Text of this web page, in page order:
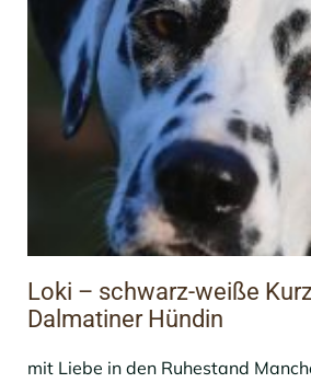
Loki – schwarz-weiße
Dalmatiner Hündin
mit Liebe in den Ruhestand